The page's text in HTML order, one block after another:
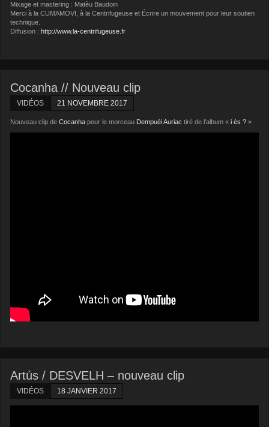
Mixage et mastering : Matèu Baudoin
Merci à la CUMAMOVI, à la Centrifugeuse et Écrire un mouvement pour leur soutien
technique.
Diffusion : http://www.la-centrifugeuse.fr
Cocanha // Nouveau clip
VIDÉOS 21 NOVEMBRE 2017
Nouveau clip deCocanha pour le morceau Dempuèi Auriac tiré de l’album «i ès ? »
Artús / DESVELH – nouveau clip
VIDÉOS 18 JANVIER 2017